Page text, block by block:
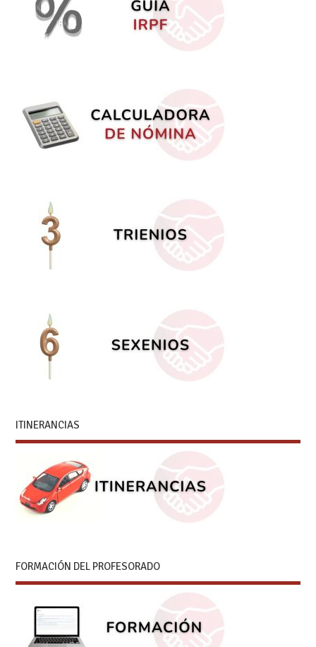
ITINERANCIAS
FORMACIÓN DEL PROFESORADO